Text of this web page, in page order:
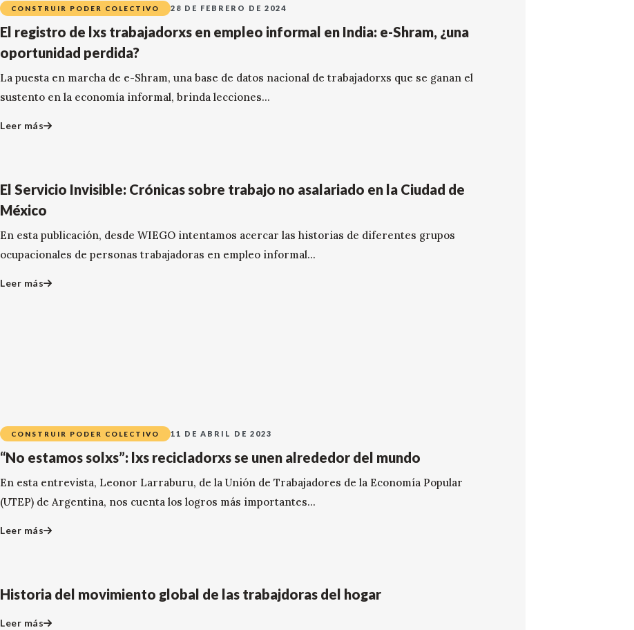
CONSTRUIR PODER COLECTIVO 28 DE FEBRERO DE 2024
El registro de lxs trabajadorxs en empleo informal en India: e-Shram, ¿una
oportunidad perdida?
La puesta en marcha de e-Shram, una base de datos nacional de trabajadorxs que se ganan el
sustento en la economía informal, brinda lecciones...
Leer más
El Servicio Invisible: Crónicas sobre trabajo no asalariado en la Ciudad de
México
En esta publicación, desde WIEGO intentamos acercar las historias de diferentes grupos
ocupacionales de personas trabajadoras en empleo informal...
Leer más
CONSTRUIR PODER COLECTIVO 11 DE ABRIL DE 2023
“No estamos solxs”: lxs recicladorxs se unen alrededor del mundo
En esta entrevista, Leonor Larraburu, de la Unión de Trabajadores de la Economía Popular
(UTEP) de Argentina, nos cuenta los logros más importantes...
Leer más
Historia del movimiento global de las trabajdoras del hogar
Leer más